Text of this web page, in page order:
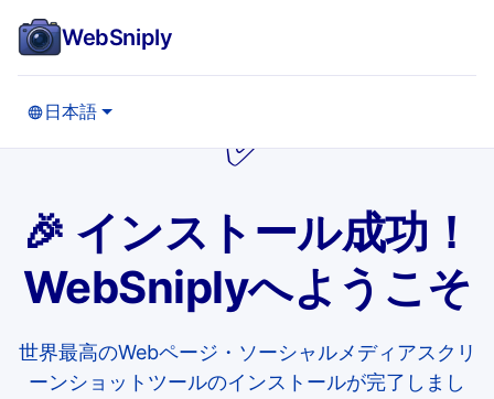
WebSniply
日本語
✅
🎉 インストール成功！
WebSniplyへようこそ
世界最高のWebページ・ソーシャルメディアスクリ
ーンショットツールのインストールが完了しまし